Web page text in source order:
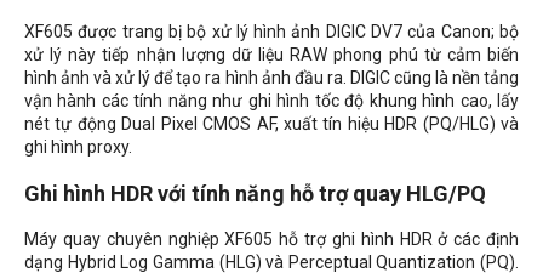
XF605 được trang bị bộ xử lý hình ảnh DIGIC DV7 của Canon; bộ
xử lý này tiếp nhận lượng dữ liệu RAW phong phú từ cảm biến
hình ảnh và xử lý để tạo ra hình ảnh đầu ra. DIGIC cũng là nền tảng
vận hành các tính năng như ghi hình tốc độ khung hình cao, lấy
nét tự động Dual Pixel CMOS AF, xuất tín hiệu HDR (PQ/HLG) và
ghi hình proxy.
Ghi hình HDR với tính năng hỗ trợ quay HLG/PQ
Máy quay chuyên nghiệp XF605 hỗ trợ ghi hình HDR ở các định
dạng Hybrid Log Gamma (HLG) và Perceptual Quantization (PQ).